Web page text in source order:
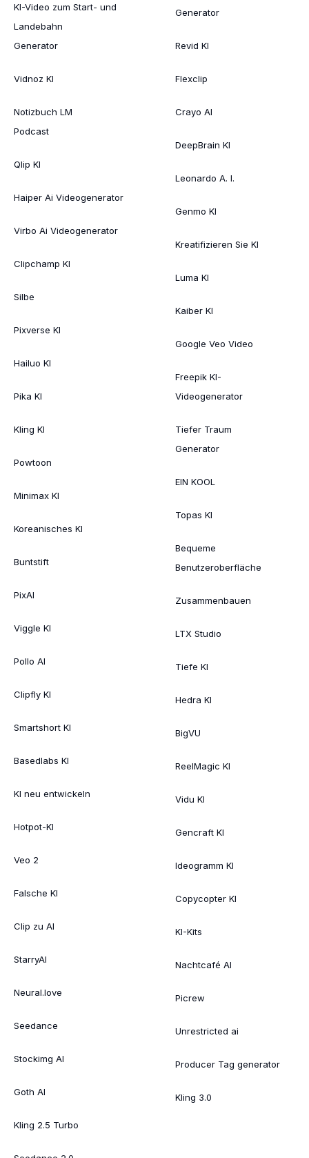
KI-Video zum Start- und
Landebahn
Generator
Vidnoz KI
Notizbuch LM
Podcast
Qlip KI
Haiper Ai Videogenerator
Virbo Ai Videogenerator
Clipchamp KI
Silbe
Pixverse KI
Hailuo KI
Pika KI
Kling KI
Powtoon
Minimax KI
Koreanisches KI
Buntstift
PixAI
Viggle KI
Pollo AI
Clipfly KI
Smartshort KI
Basedlabs KI
KI neu entwickeln
Hotpot-KI
Veo 2
Falsche KI
Clip zu AI
StarryAI
Neural.love
Seedance
Stockimg AI
Goth AI
Kling 2.5 Turbo
Generator
Revid KI
Flexclip
Crayo AI
DeepBrain KI
Leonardo A. I.
Genmo KI
Kreatifizieren Sie KI
Luma KI
Kaiber KI
Google Veo Video
Freepik KI-
Videogenerator
Tiefer Traum
Generator
EIN KOOL
Topas KI
Bequeme
Benutzeroberfläche
Zusammenbauen
LTX Studio
Tiefe KI
Hedra KI
BigVU
ReelMagic KI
Vidu KI
Gencraft KI
Ideogramm KI
Copycopter KI
KI-Kits
Nachtcafé AI
Picrew
Unrestricted ai
Producer Tag generator
Kling 3.0